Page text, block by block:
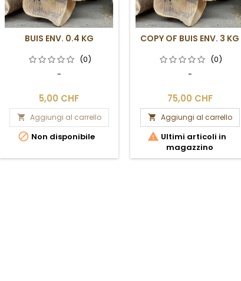
BUIS ENV. 0.4 KG
(0)
-
5,00 CHF
 Aggiungi al carrello
 Non disponibile
COPY OF BUIS ENV. 3 KG
(0)
-
75,00 CHF
 Aggiungi al carrello
 Ultimi articoli in
magazzino